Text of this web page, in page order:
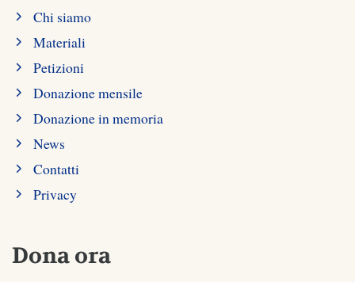
Chi siamo
Materiali
Petizioni
Donazione mensile
Donazione in memoria
News
Contatti
Privacy
Dona ora